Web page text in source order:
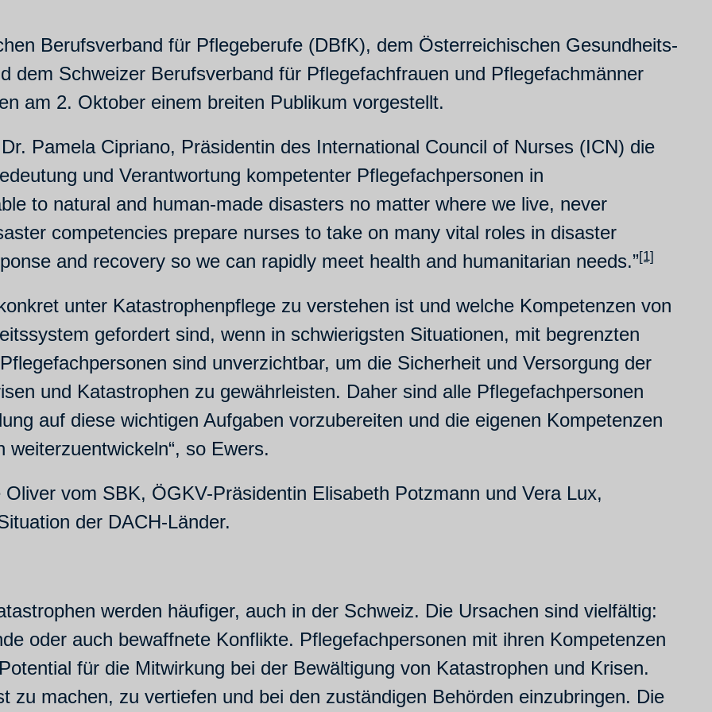
Berufsverband für Pflegeberufe (DBfK), dem Österreichischen Gesundheits-
dem Schweizer Berufsverband für Pflegefachfrauen und Pflegefachmänner
am 2. Oktober einem breiten Publikum vorgestellt.
Pamela Cipriano, Präsidentin des International Council of Nurses (ICN) die
und Verantwortung kompetenter Pflegefachpersonen in
to natural and human-made disasters no matter where we live, never
competencies prepare nurses to take on many vital roles in disaster
and recovery so we can rapidly meet health and humanitarian needs.”[1]
unter Katastrophenpflege zu verstehen ist und welche Kompetenzen von
gefordert sind, wenn in schwierigsten Situationen, mit begrenzten
sind unverzichtbar, um die Sicherheit und Versorgung der
und Katastrophen zu gewährleisten. Daher sind alle Pflegefachpersonen
auf diese wichtigen Aufgaben vorzubereiten und die eigenen Kompetenzen
so Ewers.
vom SBK, ÖGKV-Präsidentin Elisabeth Potzmann und Vera Lux,
der DACH-Länder.
werden häufiger, auch in der Schweiz. Die Ursachen sind vielfältig:
oder auch bewaffnete Konflikte. Pflegefachpersonen mit ihren Kompetenzen
für die Mitwirkung bei der Bewältigung von Katastrophen und Krisen.
zu machen, zu vertiefen und bei den zuständigen Behörden einzubringen. Die